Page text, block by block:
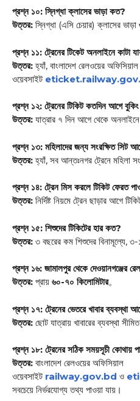
প্রশ্ন ১০: স্নিগ্ধা ক্লাসের ভাড়া কত?
উত্তর: স্নিগ্ধা (এসি চেয়ার) ক্লাসের ভাড়া
প্রশ্ন ১১: ট্রেনের টিকেট অনলাইনে কাটা
উত্তর:হ্যাঁ, বাংলাদেশ রেলওয়ের অফিসিয়াল
ওয়েবসাইট
প্রশ্ন ১২: ট্রেনের টিকিট কতদিন আগে
উত্তর: যাত্রার ৭ দিন আগে থেকে অনলাইনে
প্রশ্ন ১৩: মহিলাদের জন্য সংরক্ষিত সিট
উত্তর:হ্যাঁ, সব আন্তঃনগর ট্রেনে মহিলা
প্রশ্ন ১৪: ট্রেন মিস করলে টিকিট ফেরত
উত্তর: নির্দিষ্ট নিয়মে ট্রেন ছাড়ার আগে
প্রশ্ন ১৫: শিশুদের টিকিটের হার কত?
উত্তর: ৩ বছরের কম শিশুদের বিনামূল্যে,
প্রশ্ন ১৬: জামালপুর থেকে দেওয়ানগঞ্জের
উত্তর: প্রায় ৬০-৭০ কিলোমিটার。
প্রশ্ন ১৭: ট্রেনের ভেতরে খাবার ব্যবস্থা
উত্তর: ছোট যাত্রায় খাবারের ব্যবস্থা
প্রশ্ন ১৮: ট্রেনের সঠিক সময়সূচী কোথায়
উত্তর: বাংলাদেশ রেলওয়ের অফিসিয়াল
ওয়েবসাইট railway.gov.bd ও
সবচেয়ে নির্ভরযোগ্য তথ্য পাওয়া যায়।